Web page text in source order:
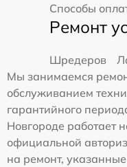
Способы
Ремонт
Шредеров
Мы занимаемся
обслуживанием
гарантийного
Новгороде работает
официальной
на ремонт,